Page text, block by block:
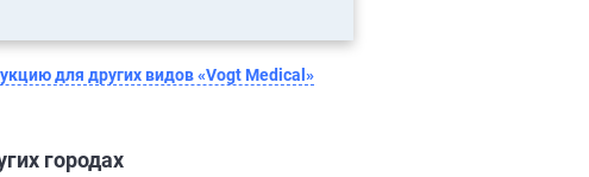
для других видов «Vogt Medical»
городах